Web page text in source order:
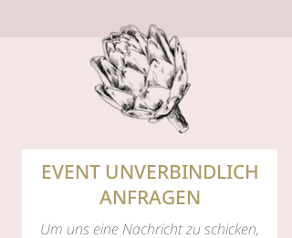
EVENT UNVERBINDLICH
ANFRAGEN
Um uns eine Nachricht zu schicken,